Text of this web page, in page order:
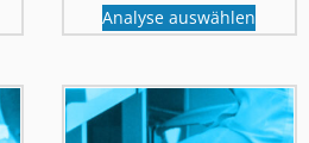
Analyse auswählen